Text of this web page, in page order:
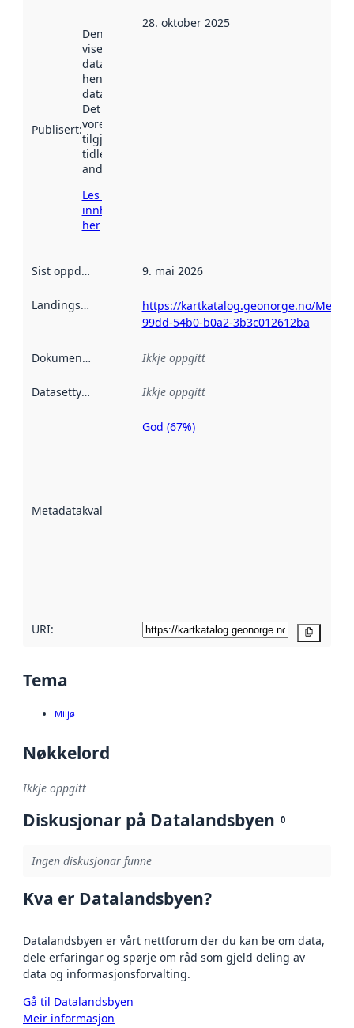
Publisert:
Denne datoen
viser når
datasettet vart
henta inn av
data.norge.no.
Det kan ha
vore
tilgjengeleg
tidlegare
andre stader.
Les meir om
innhenting
her
28. oktober 2025
Sist oppdatert 9. mai 2026
Landingsside
https://kartkatalog.geonorge.no/
99dd-54b0-b0a2-3b3c012612ba
Dokumentasjon Ikkje oppgitt
Datasettype Ikkje oppgitt
Metadatakvalitet
Metadatakvalitet
God (67%)
URI:
Tema
Miljø
Nøkkelord
Ikkje oppgitt
Diskusjonar på Datalandsbyen 0
Ingen diskusjonar funne
Kva er Datalandsbyen?
Datalandsbyen er vårt nettforum der du kan be om data,
dele erfaringar og spørje om råd som gjeld deling av
data og informasjonsforvalting.
Gå til Datalandsbyen
Meir informasjon